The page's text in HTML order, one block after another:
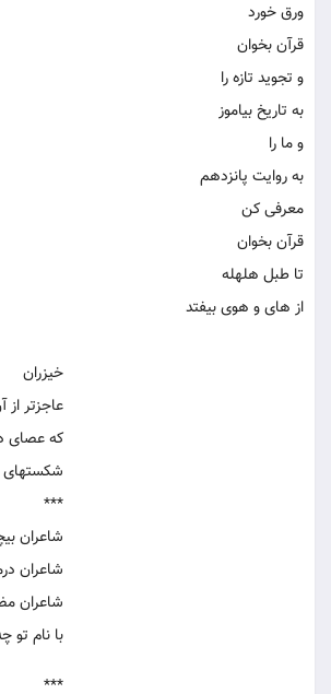
ورق خورد
قرآن بخوان
و تجوید تازه را
به تاریخ بیاموز
و ما را
به روایت پانزدهم
معرفی كن
قرآن بخوان
تا طبل هلهله
از های و هوی بیفتد
خیزران
عاجزتر از آن
كه عصای
شكستهای بزك
***
شاعران
شاعران
شاعران
با نام تو چه
***